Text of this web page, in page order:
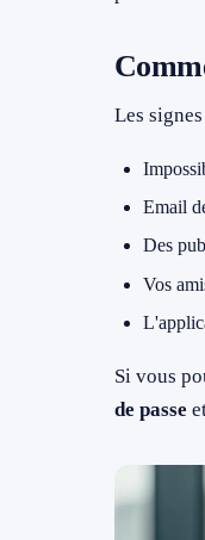
Les
Email
Des
Vos
Si vous
de passe